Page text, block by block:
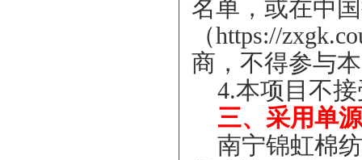
名单，或在中
（https://
商，不得参与
4.本项目不
三、采用单
南宁锦虹棉